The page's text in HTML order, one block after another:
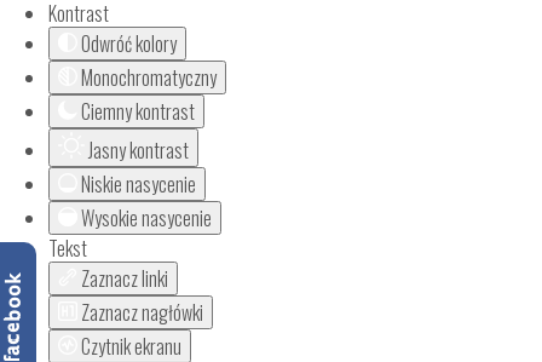
Kontrast
Odwróć kolory
Monochromatyczny
Ciemny kontrast
Jasny kontrast
Niskie nasycenie
Wysokie nasycenie
Tekst
Zaznacz linki
Zaznacz nagłówki
Czytnik ekranu